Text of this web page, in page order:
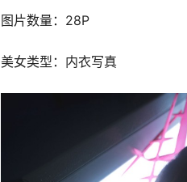
图片数量：28P
美女类型：内衣写真